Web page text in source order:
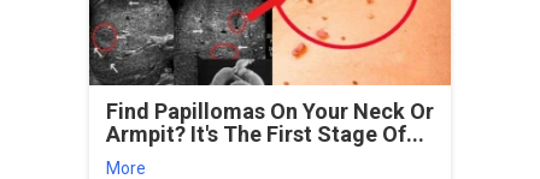
Find Papillomas On Your Neck Or
Armpit? It's The First Stage Of...
More